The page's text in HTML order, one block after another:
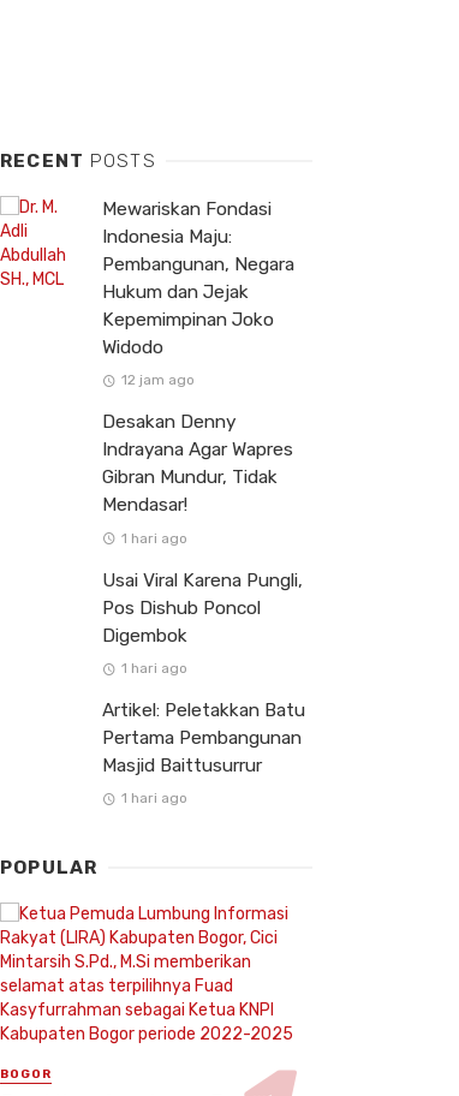
RECENT POSTS
Mewariskan Fondasi
Indonesia Maju:
Pembangunan, Negara
Hukum dan Jejak
Kepemimpinan Joko
Widodo
12 jam ago
Desakan Denny
Indrayana Agar Wapres
Gibran Mundur, Tidak
Mendasar!
1 hari ago
Usai Viral Karena Pungli,
Pos Dishub Poncol
Digembok
1 hari ago
Artikel: Peletakkan Batu
Pertama Pembangunan
Masjid Baittusurrur
1 hari ago
POPULAR
BOGOR